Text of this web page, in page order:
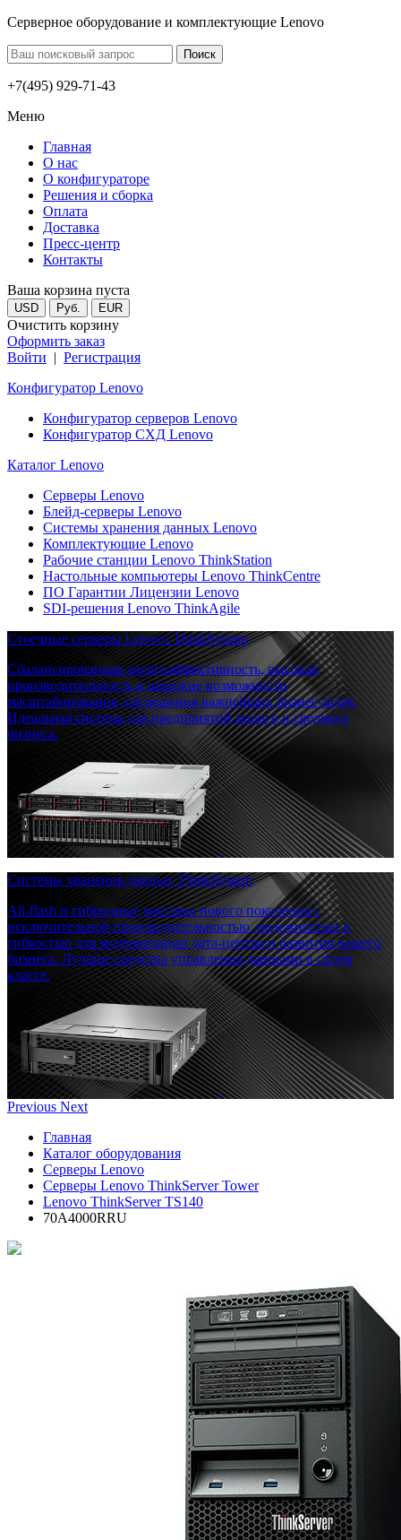
Серверное оборудование и комплектующие Lenovo
+7(495) 929-71-43
Меню
Главная
О нас
О конфигураторе
Решения и сборка
Оплата
Доставка
Пресс-центр
Контакты
Ваша корзина пуста
USD Руб. EUR
Очистить корзину
Оформить заказ
Войти | Регистрация
Конфигуратор Lenovo
Конфигуратор серверов Lenovo
Конфигуратор СХД Lenovo
Каталог Lenovo
Серверы Lenovo
Блейд-серверы Lenovo
Системы хранения данных Lenovo
Комплектующие Lenovo
Рабочие станции Lenovo ThinkStation
Настольные компьютеры Lenovo ThinkCentre
ПО Гарантии Лицензии Lenovo
SDI-решения Lenovo ThinkAgile
Стоечные серверы Lenovo ThinkSystem
Сбалансированная энергоэффективность, высокая
производительность и широкие возможности
масштабирования для решения важнейших бизнес-задач.
Идеальная система для предприятий малого и среднего
бизнеса.
Системы хранения данных ThinkSystem
All-flash и гибридные массивы нового поколения с
исключительной производительностью, надежностью и
гибкостью для модернизации дата-центра и развития вашего
бизнеса. Лучшие средства управления данными в своем
классе.
Previous Next
Главная
Каталог оборудования
Серверы Lenovo
Серверы Lenovo ThinkServer Tower
Lenovo ThinkServer TS140
70A4000RRU